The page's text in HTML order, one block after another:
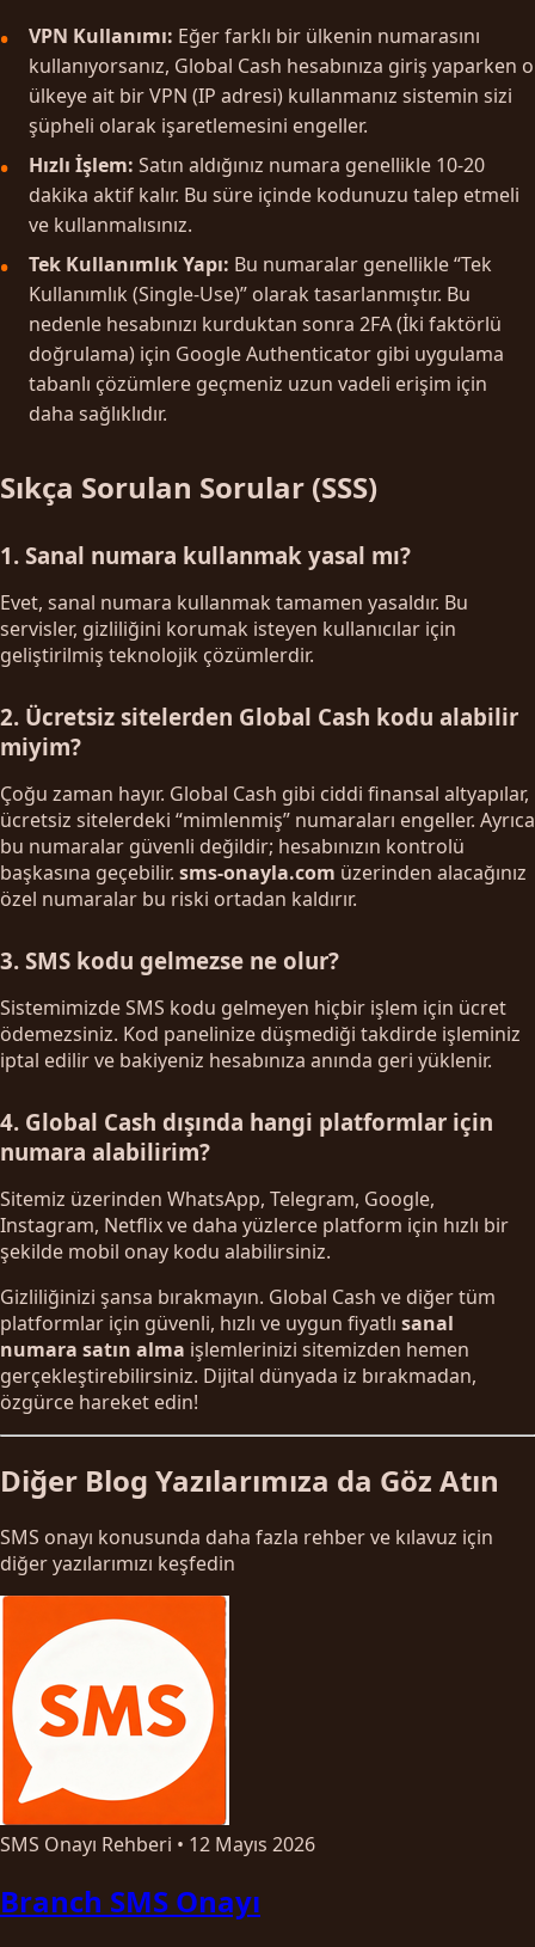
VPN Kullanımı: Eğer farklı bir ülkenin numarasını
kullanıyorsanız, Global Cash hesabınıza giriş yaparken o
ülkeye ait bir VPN (IP adresi) kullanmanız sistemin sizi
şüpheli olarak işaretlemesini engeller.
Hızlı İşlem: Satın aldığınız numara genellikle 10-20
dakika aktif kalır. Bu süre içinde kodunuzu talep etmeli
ve kullanmalısınız.
Tek Kullanımlık Yapı: Bu numaralar genellikle “Tek
Kullanımlık (Single-Use)” olarak tasarlanmıştır. Bu
nedenle hesabınızı kurduktan sonra 2FA (İki faktörlü
doğrulama) için Google Authenticator gibi uygulama
tabanlı çözümlere geçmeniz uzun vadeli erişim için
daha sağlıklıdır.
Sıkça Sorulan Sorular (SSS)
1. Sanal numara kullanmak yasal mı?
Evet, sanal numara kullanmak tamamen yasaldır. Bu
servisler, gizliliğini korumak isteyen kullanıcılar için
geliştirilmiş teknolojik çözümlerdir.
2. Ücretsiz sitelerden Global Cash kodu alabilir
miyim?
Çoğu zaman hayır. Global Cash gibi ciddi finansal altyapılar,
ücretsiz sitelerdeki “mimlenmiş” numaraları engeller. Ayrıca
bu numaralar güvenli değildir; hesabınızın kontrolü
başkasına geçebilir. sms-onayla.com üzerinden alacağınız
özel numaralar bu riski ortadan kaldırır.
3. SMS kodu gelmezse ne olur?
Sistemimizde SMS kodu gelmeyen hiçbir işlem için ücret
ödemezsiniz. Kod panelinize düşmediği takdirde işleminiz
iptal edilir ve bakiyeniz hesabınıza anında geri yüklenir.
4. Global Cash dışında hangi platformlar için
numara alabilirim?
Sitemiz üzerinden WhatsApp, Telegram, Google,
Instagram, Netflix ve daha yüzlerce platform için hızlı bir
şekilde mobil onay kodu alabilirsiniz.
Gizliliğinizi şansa bırakmayın. Global Cash ve diğer tüm
platformlar için güvenli, hızlı ve uygun fiyatlı sanal
numara satın alma işlemlerinizi sitemizden hemen
gerçekleştirebilirsiniz. Dijital dünyada iz bırakmadan,
özgürce hareket edin!
Diğer Blog Yazılarımıza da Göz Atın
SMS onayı konusunda daha fazla rehber ve kılavuz için
diğer yazılarımızı keşfedin
SMS Onayı Rehberi • 12 Mayıs 2026
Branch SMS Onayı